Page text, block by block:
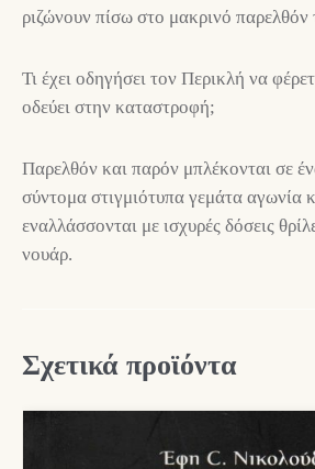
ριζώνουν πίσω στο μακρινό παρελθόν
Τι έχει οδηγήσει τον Περικλή να
οδεύει στην καταστροφή;
Παρελθόν και παρόν μπλέκονται σε
σύντομα στιγμιότυπα γεμάτα αγωνία
εναλλάσσονται με ισχυρές δόσεις
νουάρ.
Σχετικά προϊόντα